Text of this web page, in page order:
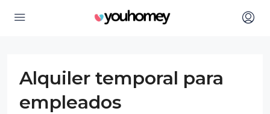
Alquiler temporal para
empleados